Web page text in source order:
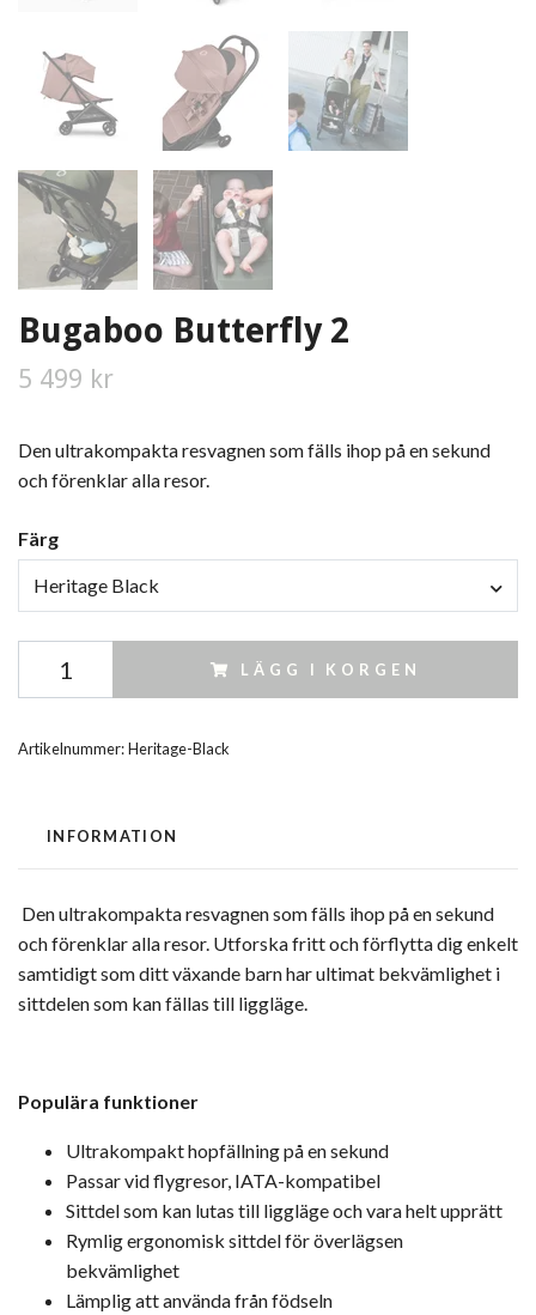
Bugaboo Butterfly 2
5 499 kr
Den ultrakompakta resvagnen som fälls ihop på en sekund
och förenklar alla resor.
Färg
Heritage Black
LÄGG I KORGEN
Artikelnummer:Heritage-Black
INFORMATION
Den ultrakompakta resvagnen som fälls ihop på en sekund
och förenklar alla resor. Utforska fritt och förflytta dig enkelt
samtidigt som ditt växande barn har ultimat bekvämlighet i
sittdelen som kan fällas till liggläge.
Populära funktioner
Ultrakompakt hopfällning på en sekund
Passar vid flygresor, IATA-kompatibel
Sittdel som kan lutas till liggläge och vara helt upprätt
Rymlig ergonomisk sittdel för överlägsen
bekvämlighet
Lämplig att använda från födseln